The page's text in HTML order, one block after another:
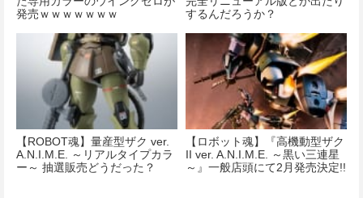
発売ｗｗｗｗｗｗｗ
するんだろうか？
【ROBOT魂】量産型ザク ver.
A.N.I.M.E. ～リアルタイプカラ
ー～ 抽選販売どうだった？
【ロボット魂】『高機動型ザク
II ver. A.N.I.M.E. ～黒い三連星
～』一般店頭にて2月発売決定!!